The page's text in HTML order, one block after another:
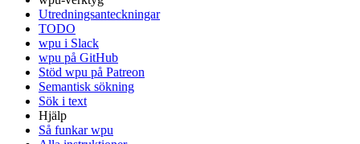
Utredningsanteckningar
TODO
wpu i Slack
wpu på GitHub
Stöd wpu på Patreon
Semantisk sökning
Sök i text
Hjälp
Så funkar wpu